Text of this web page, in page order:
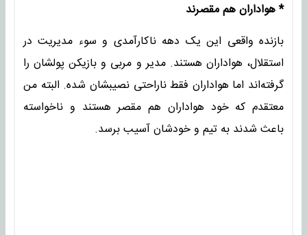
* هواداران هم مقصرند
بازنده واقعی این یک دهه ناکارآمدی و سوء مدیریت در
استقلال، هواداران هستند. مدیر و مربی و بازیکن پولشان را
گرفته‌اند اما هواداران فقط ناراحتی نصیبشان شده. البته من
معتقدم که خود هواداران هم مقصر هستند و ناخواسته
باعث شدند به تیم و خودشان آسیب برسد.